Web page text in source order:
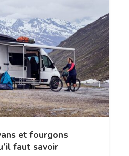
et fourgons
faut savoir